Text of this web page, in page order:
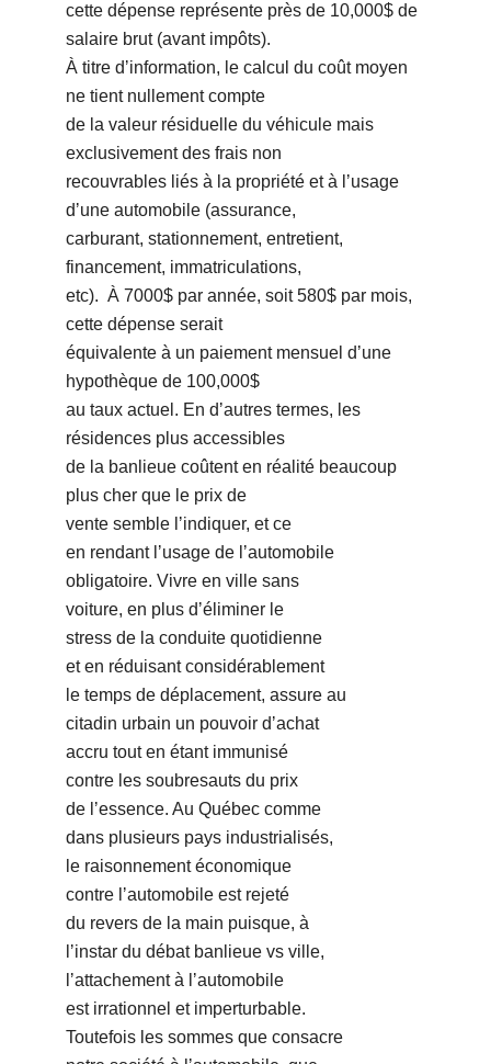
cette dépense représente près de 10,000$ de
salaire brut (avant impôts).
À titre dʼinformation, le calcul du coût moyen
ne tient nullement compte
de la valeur résiduelle du véhicule mais
exclusivement des frais non
recouvrables liés à la propriété et à lʼusage
dʼune automobile (assurance,
carburant, stationnement, entretient,
financement, immatriculations,
etc). À 7000$ par année, soit 580$ par mois,
cette dépense serait
équivalente à un paiement mensuel dʼune
hypothèque de 100,000$
au taux actuel. En dʼautres termes, les
résidences plus accessibles
de la banlieue coûtent en réalité beaucoup
plus cher que le prix de
vente semble lʼindiquer, et ce
en rendant lʼusage de lʼautomobile
obligatoire. Vivre en ville sans
voiture, en plus dʼéliminer le
stress de la conduite quotidienne
et en réduisant considérablement
le temps de déplacement, assure au
citadin urbain un pouvoir dʼachat
accru tout en étant immunisé
contre les soubresauts du prix
de lʼessence. Au Québec comme
dans plusieurs pays industrialisés,
le raisonnement économique
contre lʼautomobile est rejeté
du revers de la main puisque, à
lʼinstar du débat banlieue vs ville,
lʼattachement à lʼautomobile
est irrationnel et imperturbable.
Toutefois les sommes que consacre